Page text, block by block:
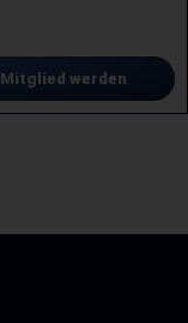
Mitglied werden